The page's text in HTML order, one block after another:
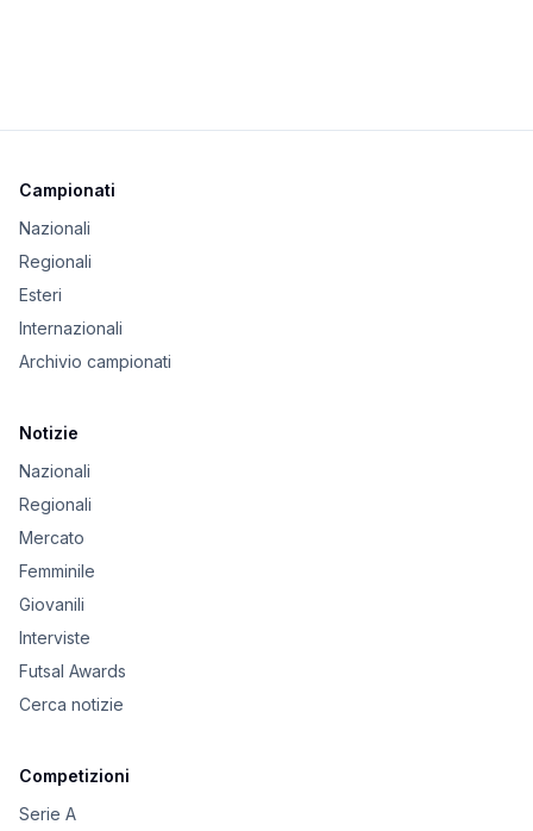
Campionati
Nazionali
Regionali
Esteri
Internazionali
Archivio campionati
Notizie
Nazionali
Regionali
Mercato
Femminile
Giovanili
Interviste
Futsal Awards
Cerca notizie
Competizioni
Serie A